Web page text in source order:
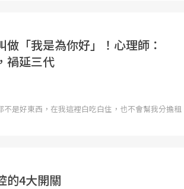
「我是為你好」！心理師：
禍延三代
不是好東西，在我這裡白吃白住，也不會幫我分擔租
4大開關